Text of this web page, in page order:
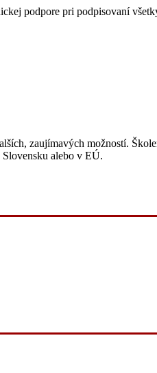
podpore pri podpisovaní
zaujímavých možností.
alebo v EÚ.